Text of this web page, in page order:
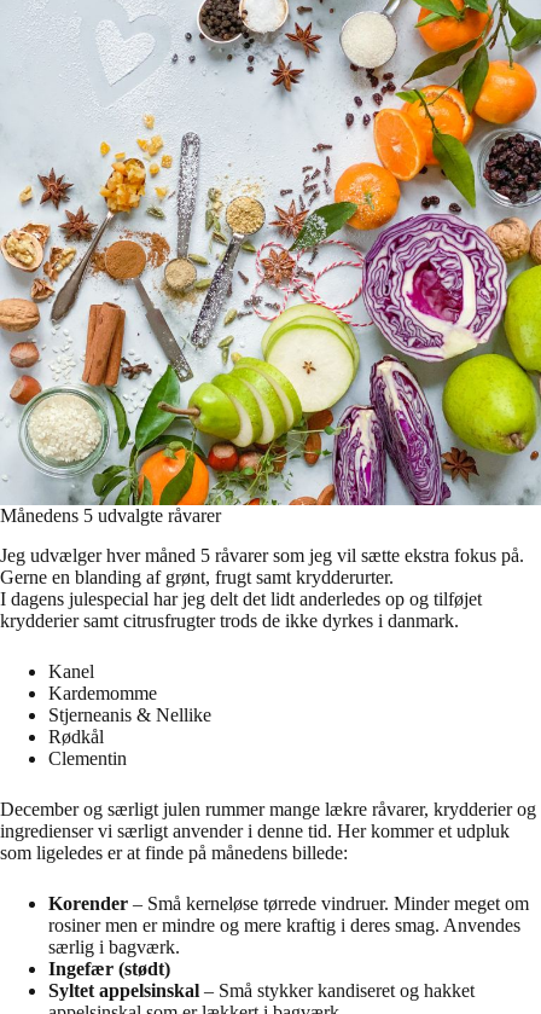
Månedens 5 udvalgte råvarer
Jeg udvælger hver måned 5 råvarer som jeg vil sætte ekstra fokus på.
Gerne en blanding af grønt, frugt samt krydderurter.
I dagens julespecial har jeg delt det lidt anderledes op og tilføjet
krydderier samt citrusfrugter trods de ikke dyrkes i danmark.
Kanel
Kardemomme
Stjerneanis & Nellike
Rødkål
Clementin
December og særligt julen rummer mange lækre råvarer, krydderier og
ingredienser vi særligt anvender i denne tid. Her kommer et udpluk
som ligeledes er at finde på månedens billede:
Korender – Små kerneløse tørrede vindruer. Minder meget om
rosiner men er mindre og mere kraftig i deres smag. Anvendes
særlig i bagværk.
Ingefær (stødt)
Syltet appelsinskal – Små stykker kandiseret og hakket